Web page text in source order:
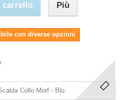
carrello Più
con diverse opzioni